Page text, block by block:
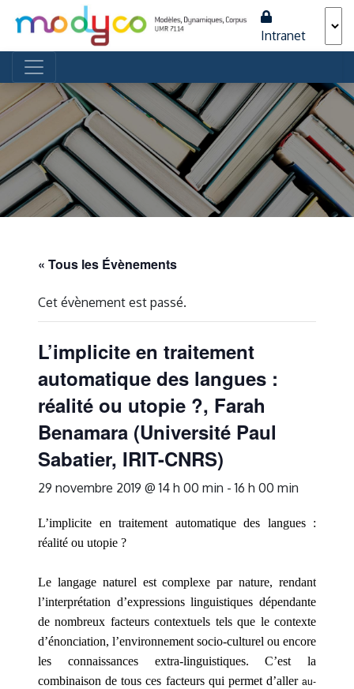
Intranet
Navigation principale
« Tous les Évènements
Cet évènement est passé.
L’implicite en traitement
automatique des langues :
réalité ou utopie ?, Farah
Benamara (Université Paul
Sabatier, IRIT-CNRS)
29 novembre 2019 @ 14 h 00 min -16 h 00 min
L’implicite en traitement automatique des langues :
réalité ou utopie ?
Le langage naturel est complexe par nature, rendant
l’interprétation d’expressions linguistiques dépendante
de nombreux facteurs contextuels tels que le contexte
d’énonciation, l’environnement socio-culturel ou encore
les connaissances extra-linguistiques. C’est la
combinaison de tous ces facteurs qui permet d’aller au-